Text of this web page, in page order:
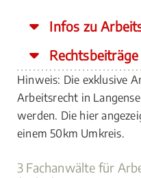
Infos zu
Hinweis: Die exklusive
Arbeitsrecht in
werden. Die hier
einem 50km Umkreis.
3 Fachanwälte für